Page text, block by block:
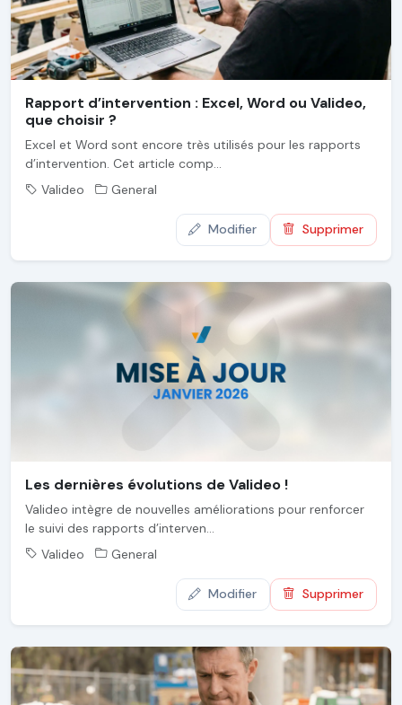
Rapport d’intervention : Excel, Word ou Valideo,
que choisir ?
Excel et Word sont encore très utilisés pour les rapports
d’intervention. Cet article comp...
Valideo
General
Modifier Supprimer
Les dernières évolutions de Valideo !
Valideo intègre de nouvelles améliorations pour renforcer
le suivi des rapports d’interven...
Valideo
General
Modifier Supprimer